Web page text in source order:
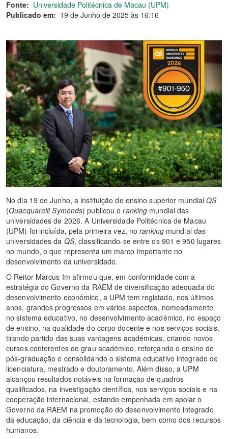
Fonte: Universidade Politécnica de Macau (UPM)
Publicado em: 19 de Junho de 2025 às 16:16
No dia 19 de Junho, a instituição de ensino superior mundialQS
(Quacquarelli Symonds) publicou oranking mundial das
universidades de 2026. A Universidade Politécnica de Macau
(UPM) foi incluída, pela primeira vez, noranking mundial das
universidades da QS, classificando-se entre os 901 e 950 lugares
no mundo, o que representa um marco importante no
desenvolvimento da universidade.
O Reitor Marcus Im afirmou que, em conformidade com a
estratégia do Governo da RAEM de diversificação adequada do
desenvolvimento económico, a UPM tem registado, nos últimos
anos, grandes progressos em vários aspectos, nomeadamente
no sistema educativo, no desenvolvimento académico, no espaço
de ensino, na qualidade do corpo docente e nos serviços sociais,
tirando partido das suas vantagens académicas, criando novos
cursos conferentes de grau académico, reforçando o ensino de
pós-graduação e consolidando o sistema educativo integrado de
licenciatura, mestrado e doutoramento. Além disso, a UPM
alcançou resultados notáveis na formação de quadros
qualificados, na investigação científica, nos serviços sociais e na
cooperação internacional, estando empenhada em apoiar o
Governo da RAEM na promoção do desenvolvimento integrado
da educação, da ciência e da tecnologia, bem como dos recursos
humanos.